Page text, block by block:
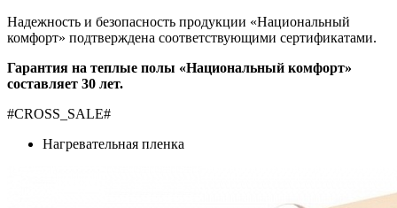
Надежность и безопасность продукции «Национальный
комфорт» подтверждена соответствующими сертификатами.
Гарантия на теплые полы «Национальный комфорт»
составляет 30 лет.
#CROSS_SALE#
Нагревательная пленка